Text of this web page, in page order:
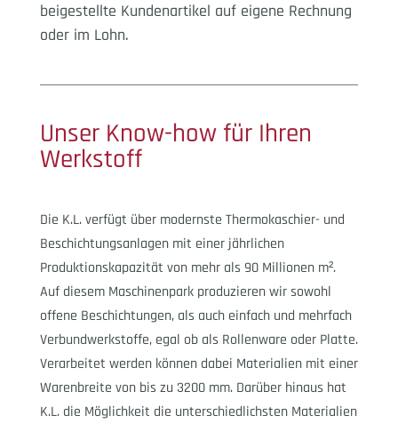
beigestellte Kundenartikel auf eigene Rechnung
oder im Lohn.
Unser Know-how für Ihren
Werkstoff
Die K.L. verfügt über modernste Thermokaschier- und
Beschichtungsanlagen mit einer jährlichen
Produktionskapazität von mehr als 90 Millionen m².
Auf diesem Maschinenpark produzieren wir sowohl
offene Beschichtungen, als auch einfach und mehrfach
Verbundwerkstoffe, egal ob als Rollenware oder Platte.
Verarbeitet werden können dabei Materialien mit einer
Warenbreite von bis zu 3200 mm. Darüber hinaus hat
K.L. die Möglichkeit die unterschiedlichsten Materialien